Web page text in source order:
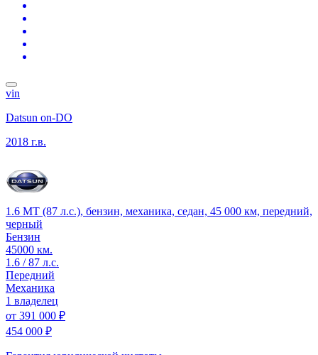
vin
Datsun on-DO
2018 г.в.
1.6 MT (87 л.с.), бензин, механика, седан, 45 000 км, передний,
черный
Бензин
45000 км.
1.6 / 87 л.с.
Передний
Механика
1 владелец
от 391 000 ₽
454 000 ₽